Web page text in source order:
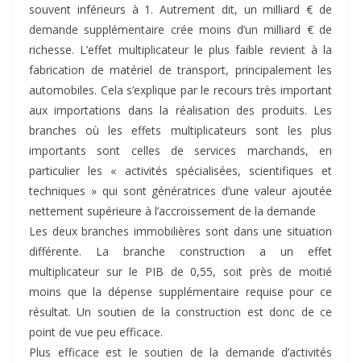
souvent inférieurs à 1. Autrement dit, un milliard € de
demande supplémentaire crée moins d’un milliard € de
richesse. L’effet multiplicateur le plus faible revient à la
fabrication de matériel de transport, principalement les
automobiles. Cela s’explique par le recours très important
aux importations dans la réalisation des produits. Les
branches où les effets multiplicateurs sont les plus
importants sont celles de services marchands, en
particulier les « activités spécialisées, scientifiques et
techniques » qui sont génératrices d’une valeur ajoutée
nettement supérieure à l’accroissement de la demande
Les deux branches immobilières sont dans une situation
différente. La branche construction a un effet
multiplicateur sur le PIB de 0,55, soit près de moitié
moins que la dépense supplémentaire requise pour ce
résultat. Un soutien de la construction est donc de ce
point de vue peu efficace.
Plus efficace est le soutien de la demande d’activités